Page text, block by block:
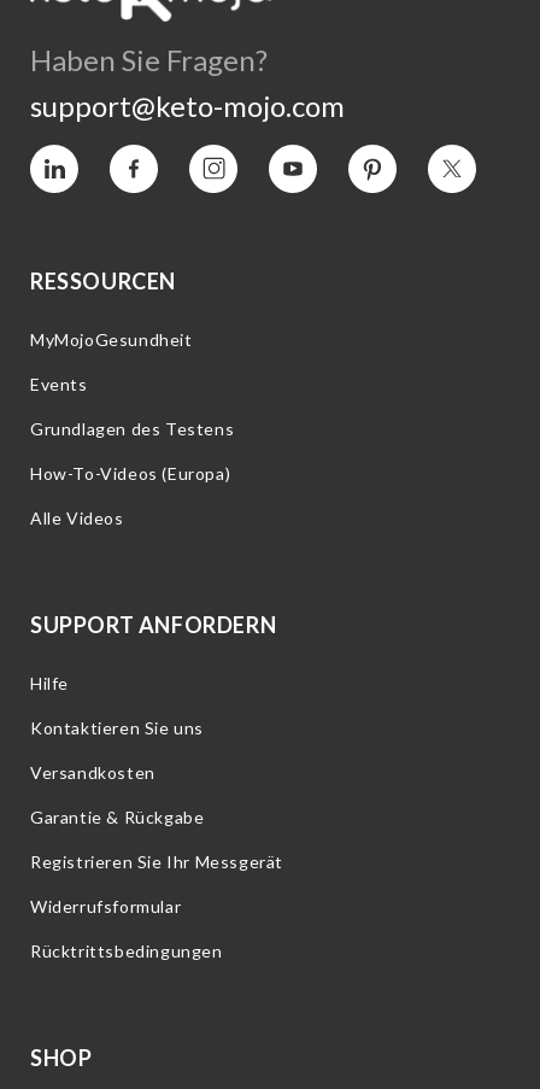
Haben Sie Fragen?
support@keto-mojo.com
Vimeo Facebook InstagramYouTube InteresseTwitter
RESSOURCEN
MyMojoGesundheit
Events
Grundlagen des Testens
How-To-Videos (Europa)
Alle Videos
SUPPORT ANFORDERN
Hilfe
Kontaktieren Sie uns
Versandkosten
Garantie & Rückgabe
Registrieren Sie Ihr Messgerät
Widerrufsformular
Rücktrittsbedingungen
SHOP